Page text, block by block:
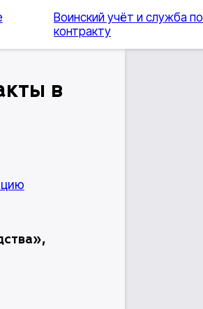
Воинский учёт и служба по
контракту
в